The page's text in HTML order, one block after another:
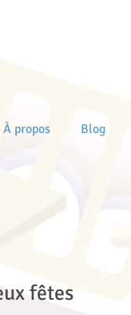
À propos Blog
fêtes